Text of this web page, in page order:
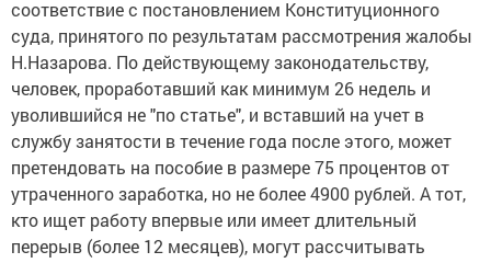
соответствие с постановлением Конституционного
суда, принятого по результатам рассмотрения жалобы
Н.Назарова. По действующему законодательству,
человек, проработавший как минимум 26 недель и
уволившийся не "по статье", и вставший на учет в
службу занятости в течение года после этого, может
претендовать на пособие в размере 75 процентов от
утраченного заработка, но не более 4900 рублей. А тот,
кто ищет работу впервые или имеет длительный
перерыв (более 12 месяцев), могут рассчитывать